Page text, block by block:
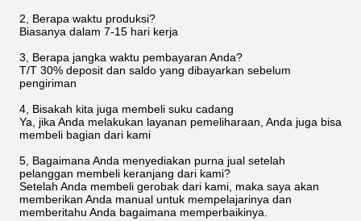
2, Berapa waktu produksi?
Biasanya dalam 7-15 hari kerja
3, Berapa jangka waktu pembayaran Anda?
T/T 30% deposit dan saldo yang dibayarkan sebelum
pengiriman
4, Bisakah kita juga membeli suku cadang
Ya, jika Anda melakukan layanan pemeliharaan, Anda juga bisa
membeli bagian dari kami
5, Bagaimana Anda menyediakan purna jual setelah
pelanggan membeli keranjang dari kami?
Setelah Anda membeli gerobak dari kami, maka saya akan
memberikan Anda manual untuk mempelajarinya dan
memberitahu Anda bagaimana memperbaikinya.